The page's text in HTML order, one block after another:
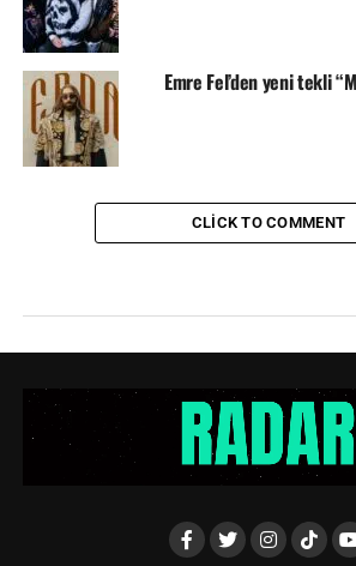
Emre Fel’den yeni tekli
CLICK TO COMMENT